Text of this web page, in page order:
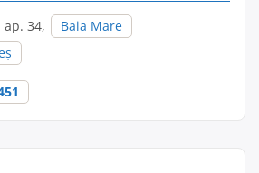
ap. 34,
Baia Mare